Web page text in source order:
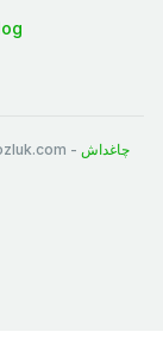
- چاغداش